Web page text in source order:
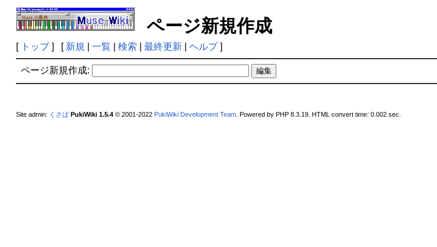
ページ新規作成
[ トップ] [ 新規 一覧 検索 最終更新| ヘルプ]
ページ新規作成:
Site admin: くさば PukiWiki 1.5.4© 2001-2022 PukiWiki Development Team. Powered by PHP 8.3.19. HTML convert time: 0.002 sec.